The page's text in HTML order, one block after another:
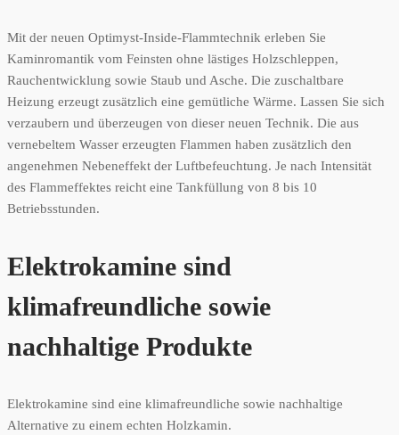
Mit der neuen Optimyst-Inside-Flammtechnik erleben Sie
Kaminromantik vom Feinsten ohne lästiges Holzschleppen,
Rauchentwicklung sowie Staub und Asche. Die zuschaltbare
Heizung erzeugt zusätzlich eine gemütliche Wärme. Lassen Sie sich
verzaubern und überzeugen von dieser neuen Technik. Die aus
vernebeltem Wasser erzeugten Flammen haben zusätzlich den
angenehmen Nebeneffekt der Luftbefeuchtung. Je nach Intensität
des Flammeffektes reicht eine Tankfüllung von 8 bis 10
Betriebsstunden.
Elektrokamine sind
klimafreundliche sowie
nachhaltige Produkte
Elektrokamine sind eine klimafreundliche sowie nachhaltige
Alternative zu einem echten Holzkamin.